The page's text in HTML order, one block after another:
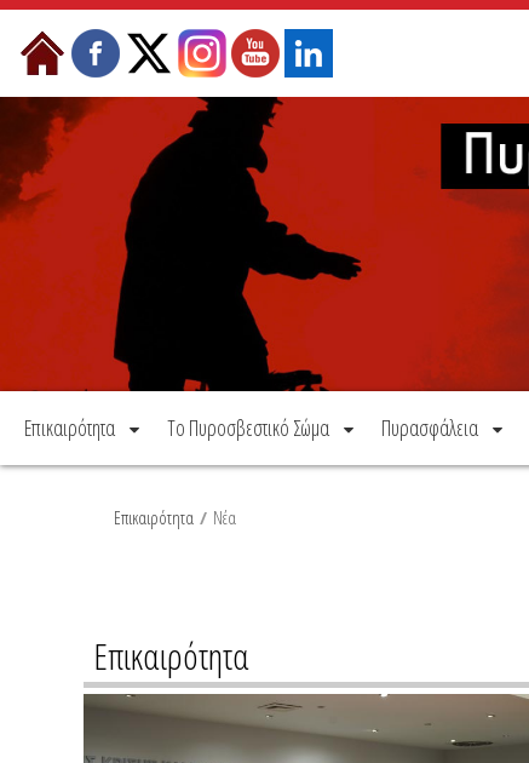
Μετάβαση στο περιεχόμενο
Επικαιρότητα Το Πυροσβεστικό Σώμα Πυρασφάλεια
Επικαιρότητα / Νέα
Επικαιρότητα